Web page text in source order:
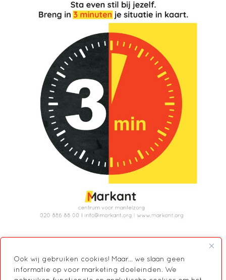
Ook wij gebruiken cookies! Maar... we slaan geen
informatie op voor marketing doeleinden. We